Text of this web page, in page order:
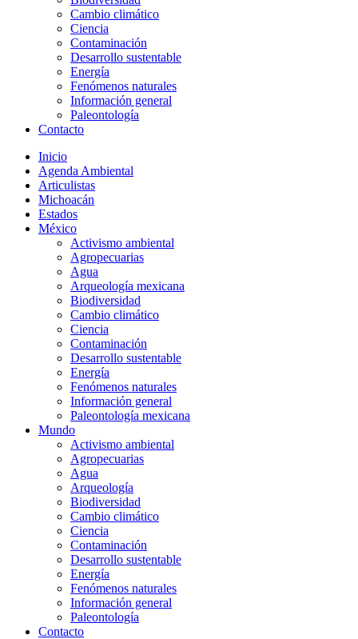
Cambio climático
Ciencia
Contaminación
Desarrollo sustentable
Energía
Fenómenos naturales
Información general
Paleontología
Contacto
Inicio
Agenda Ambiental
Articulistas
Michoacán
Estados
México
Activismo ambiental
Agropecuarias
Agua
Arqueología mexicana
Biodiversidad
Cambio climático
Ciencia
Contaminación
Desarrollo sustentable
Energía
Fenómenos naturales
Información general
Paleontología mexicana
Mundo
Activismo ambiental
Agropecuarias
Agua
Arqueología
Biodiversidad
Cambio climático
Ciencia
Contaminación
Desarrollo sustentable
Energía
Fenómenos naturales
Información general
Paleontología
Contacto